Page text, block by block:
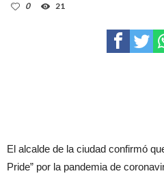
0
21
El alcalde de la ciudad confirmó
Pride” por la pandemia de